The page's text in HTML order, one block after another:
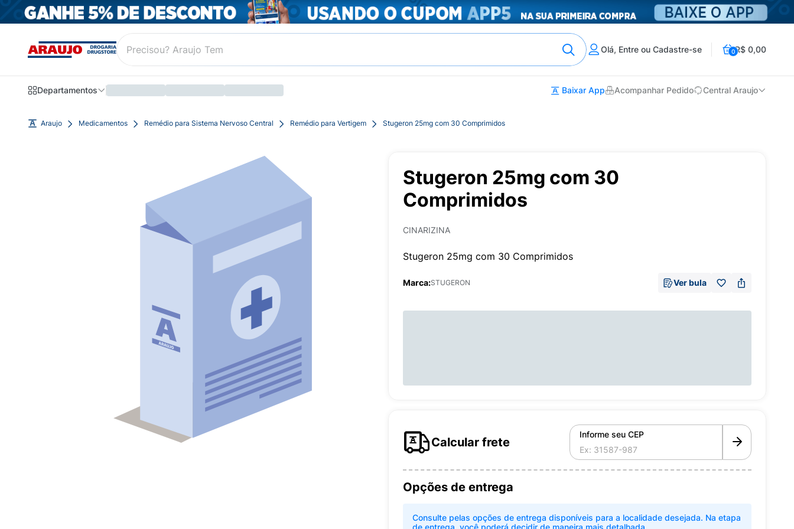
Olá, Entre ou Cadastre-se 0R$ 0,00
Departamentos Baixar App Acompanhar Pedido Central Araujo
Araujo Medicamentos Remédio para Sistema Nervoso Central Remédio para Vertigem Stugeron 25mg com 30 Comprimidos
Stugeron 25mg com 30
Comprimidos
CINARIZINA
Stugeron 25mg com 30 Comprimidos
Marca:STUGERON Ver bula
Calcular frete
Informe seu CEP
Opções de entrega
Consulte pelas opções de entrega disponíveis para a localidade desejada. Na etapa
de entrega, você poderá decidir de maneira mais detalhada.